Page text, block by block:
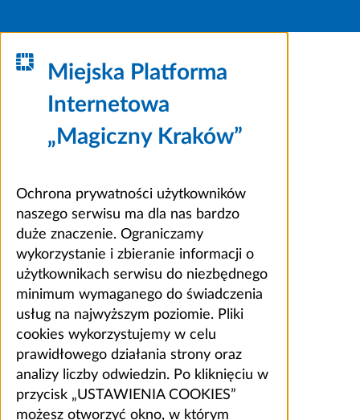
Miejska Platforma
Internetowa
„Magiczny Kraków”
Ochrona prywatności użytkowników
naszego serwisu ma dla nas bardzo
duże znaczenie. Ograniczamy
wykorzystanie i zbieranie informacji o
użytkownikach serwisu do niezbędnego
minimum wymaganego do świadczenia
usług na najwyższym poziomie. Pliki
cookies wykorzystujemy w celu
prawidłowego działania strony oraz
analizy liczby odwiedzin. Po kliknięciu w
przycisk „USTAWIENIA COOKIES”
możesz otworzyć okno, w którym